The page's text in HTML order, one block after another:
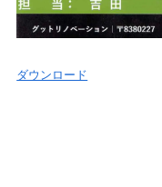
ダウンロード